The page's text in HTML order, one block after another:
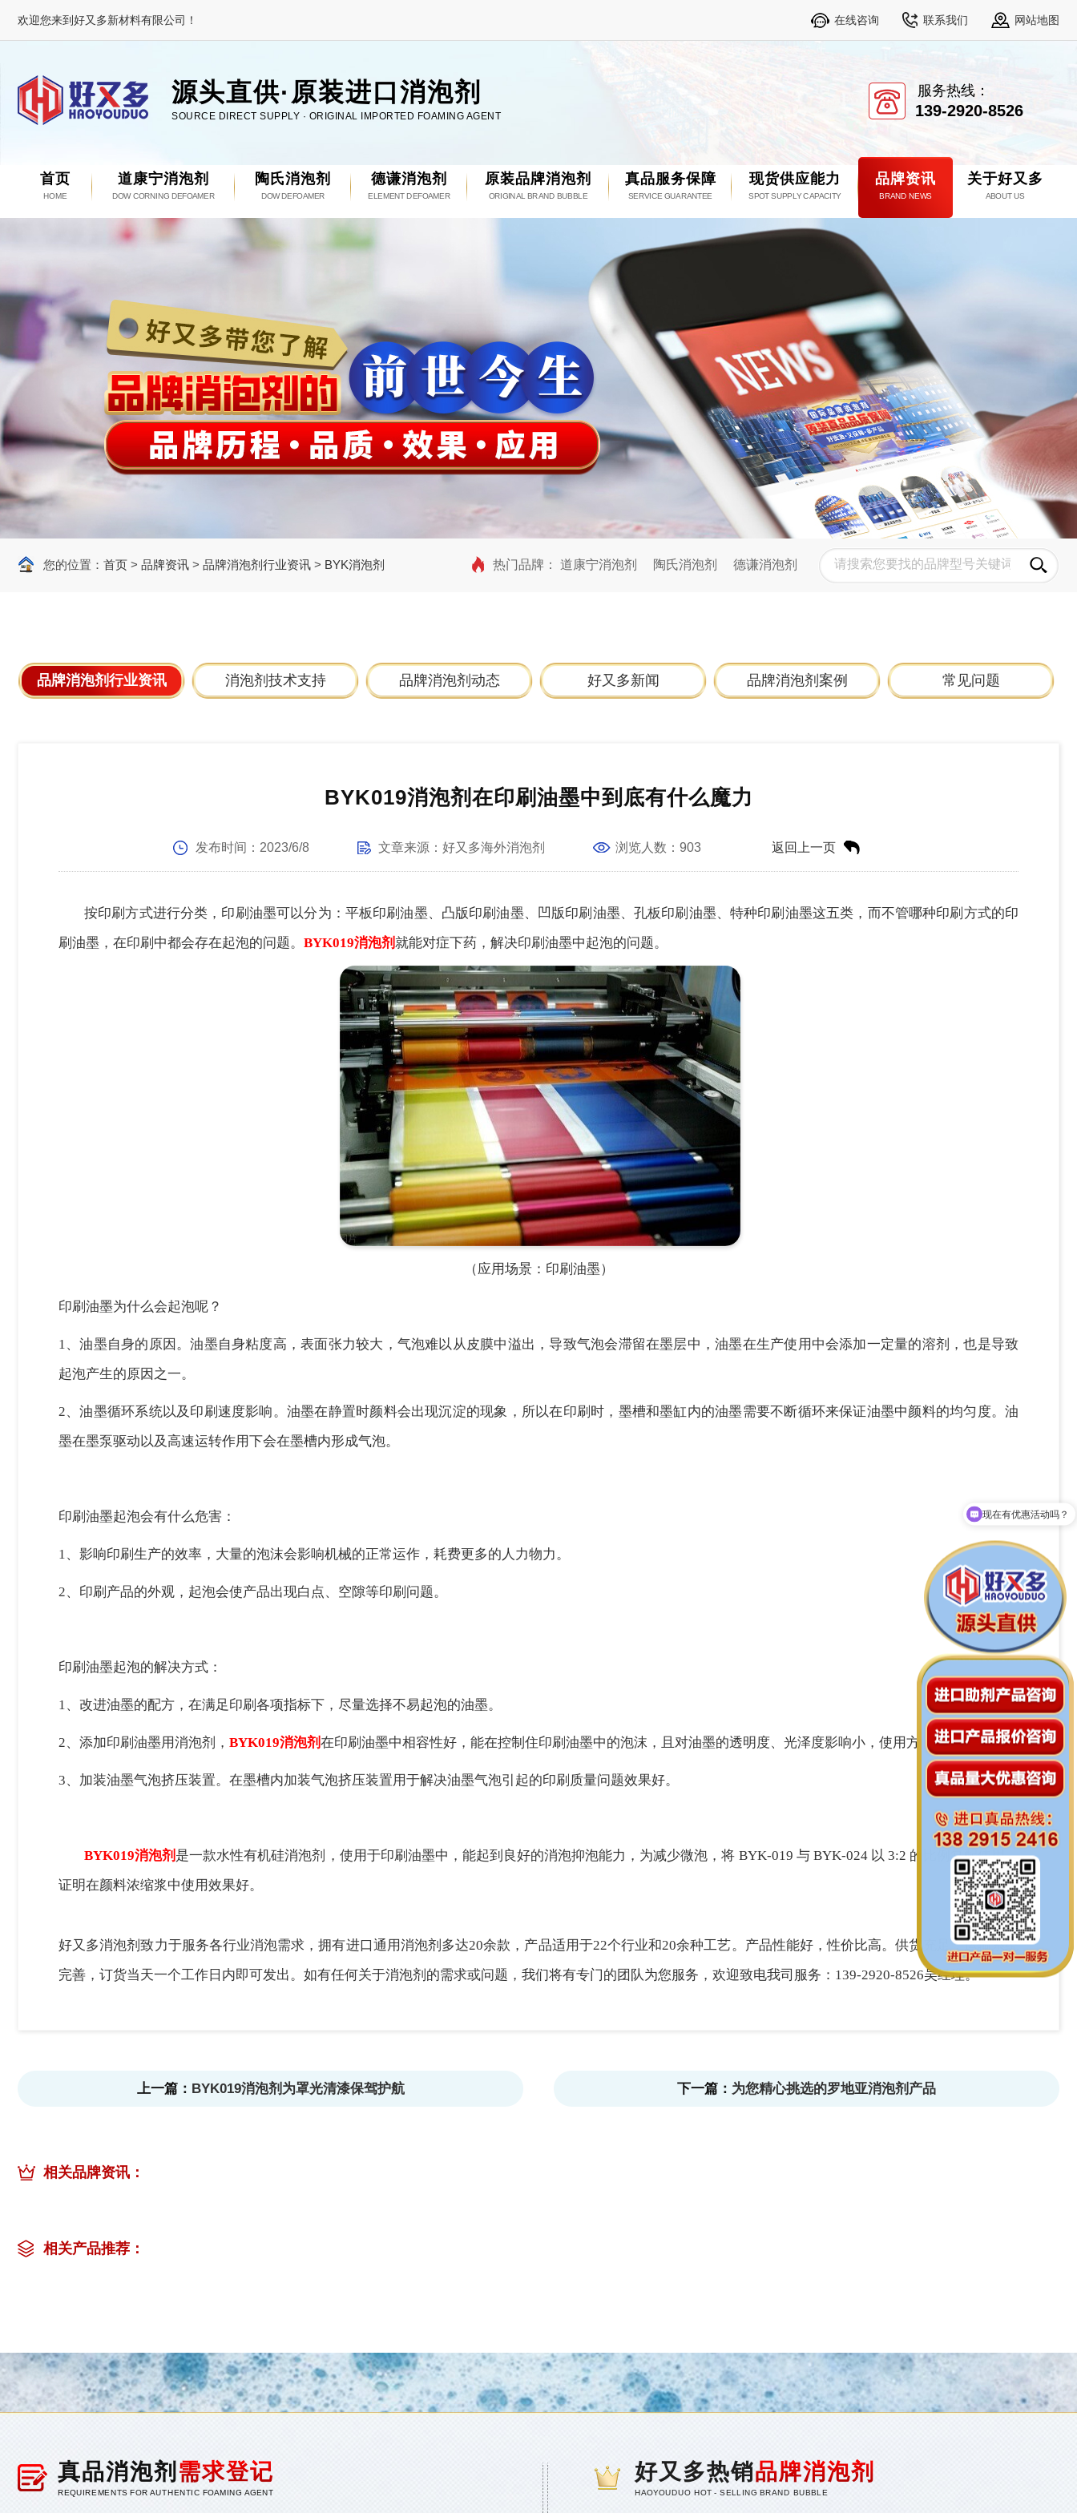
欢迎您来到好又多新材料有限公司！ 在线咨询 联系我们 网站地图
源头直供·原装进口消泡剂
SOURCE DIRECT SUPPLY · ORIGINAL IMPORTED FOAMING AGENT
服务热线：
139-2920-8526
首页
HOME
道康宁消泡剂
DOW CORNING DEFOAMER
陶氏消泡剂
DOW DEFOAMER
德谦消泡剂
ELEMENT DEFOAMER
原装品牌消泡剂
ORIGINAL BRAND BUBBLE
真品服务保障
SERVICE GUARANTEE
现货供应能力
SPOT SUPPLY CAPACITY
品牌资讯
BRAND NEWS
关于好又多
ABOUT US
您的位置： 首页 > 品牌资讯 > 品牌消泡剂行业资讯 > BYK消泡剂 热门品牌： 道康宁消泡剂 陶氏消泡剂 德谦消泡剂
品牌消泡剂行业资讯 消泡剂技术支持 品牌消泡剂动态 好又多新闻 品牌消泡剂案例 常见问题
BYK019消泡剂在印刷油墨中到底有什么魔力
发布时间： 2023/6/8 文章来源： 好又多海外消泡剂 浏览人数： 903 返回上一页
按印刷方式进行分类，印刷油墨可以分为：平板印刷油墨、凸版印刷油墨、凹版印刷油墨、孔板印刷油墨、特种印刷油墨这五类，而不管哪种印刷方式的印
刷油墨，在印刷中都会存在起泡的问题。 BYK019消泡剂 就能对症下药，解决印刷油墨中起泡的问题。
（应用场景：印刷油墨）
印刷油墨为什么会起泡呢？
1、油墨自身的原因。油墨自身粘度高，表面张力较大，气泡难以从皮膜中溢出，导致气泡会滞留在墨层中，油墨在生产使用中会添加一定量的溶剂，也是导致
起泡产生的原因之一。
2、油墨循环系统以及印刷速度影响。油墨在静置时颜料会出现沉淀的现象，所以在印刷时，墨槽和墨缸内的油墨需要不断循环来保证油墨中颜料的均匀度。油
墨在墨泵驱动以及高速运转作用下会在墨槽内形成气泡。
印刷油墨起泡会有什么危害：
1、 影响印刷生产的效率，大量的泡沫会影响机械的正常运作，耗费更多的人力物力。
2、 印刷产品的外观，起泡会使产品出现白点、空隙等印刷问题。
印刷油墨起泡的解决方式：
1、 改进油墨的配方，在满足印刷各项指标下，尽量选择不易起泡的油墨。
2、 添加印刷油墨用消泡剂， BYK019消泡剂在印刷油墨中相容性好，能在控制住印刷油墨中的泡沫，且对油墨的透明度、光泽度影响小，使用方便、操作简单。
3、 加装油墨气泡挤压装置。在墨槽内加装气泡挤压装置用于解决油墨气泡引起的印刷质量问题效果好。
BYK019消泡剂 是一款水性有机硅消泡剂，使用于印刷油墨中，能起到良好的消泡抑泡能力，为减少微泡，将 BYK-019 与 BYK-024 以 3:2 的比例复配使用，
证明在颜料浓缩浆中使用效果好。
好又多消泡剂致力于服务各行业消泡需求，拥有进口通用消泡剂多达20余款，产品适用于22个行业和20余种工艺。产品性能好，性价比高。供货充足，运输系统
完善，订货当天一个工作日内即可发出。如有任何关于消泡剂的需求或问题，我们将有专门的团队为您服务，欢迎致电我司服务：139-2920-8526吴经理。
上一篇： BYK019消泡剂为罩光清漆保驾护航 下一篇： 为您精心挑选的罗地亚消泡剂产品
相关品牌资讯：
相关产品推荐：
真品消泡剂 需求登记
REQUIREMENTS FOR AUTHENTIC FOAMING AGENT
好又多热销品牌消泡剂
HAOYOUDUO HOT - SELLING BRAND BUBBLE
拨打13929208526